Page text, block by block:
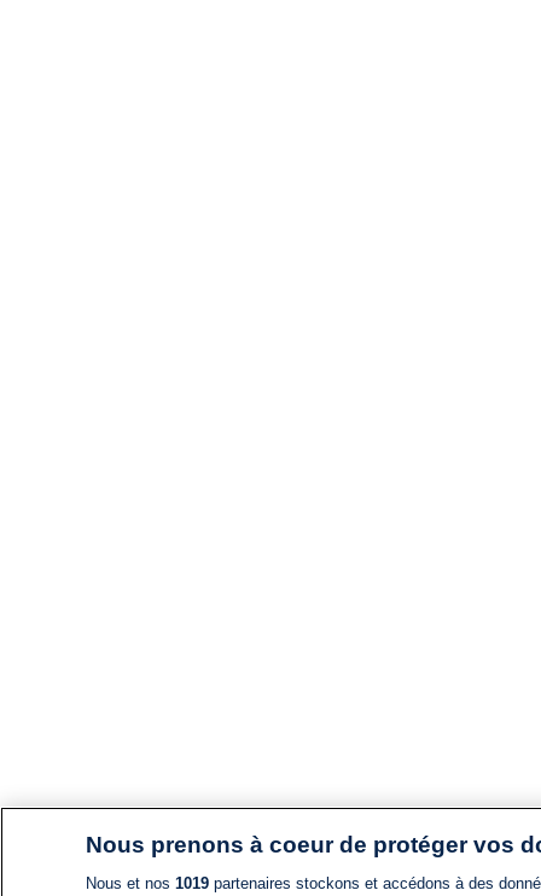
Nous prenons à coeur de protéger vos
Nous et nos 1019partenaires stockons et accédons à des